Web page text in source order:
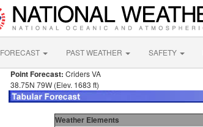
FORECAST PAST WEATHER SAFETY
Point Forecast: Criders VA
38.75N 79W (Elev. 1683 ft)
Weather Elements